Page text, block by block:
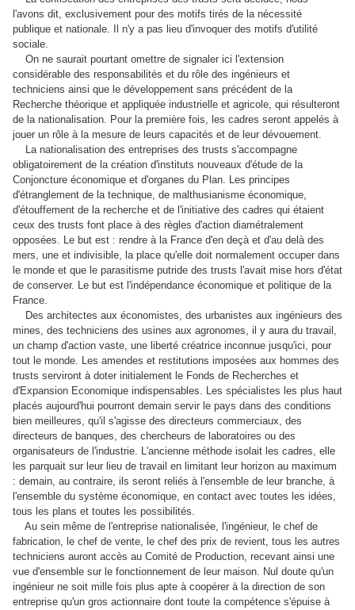
l'avons dit, exclusivement pour des motifs tirés de la nécessité
publique et nationale. Il n'y a pas lieu d'invoquer des motifs d'utilité
sociale.
On ne saurait pourtant omettre de signaler ici l'extension
considérable des responsabilités et du rôle des ingénieurs et
techniciens ainsi que le développement sans précédent de la
Recherche théorique et appliquée industrielle et agricole, qui résulteront
de la nationalisation. Pour la première fois, les cadres seront appelés à
jouer un rôle à la mesure de leurs capacités et de leur dévouement.
La nationalisation des entreprises des trusts s'accompagne
obligatoirement de la création d'instituts nouveaux d'étude de la
Conjoncture économique et d'organes du Plan. Les principes
d'étranglement de la technique, de malthusianisme économique,
d'étouffement de la recherche et de l'initiative des cadres qui étaient
ceux des trusts font place à des règles d'action diamétralement
opposées. Le but est : rendre à la France d'en deçà et d'au delà des
mers, une et indivisible, la place qu'elle doit normalement occuper dans
le monde et que le parasitisme putride des trusts l'avait mise hors d'état
de conserver. Le but est l'indépendance économique et politique de la
France.
Des architectes aux économistes, des urbanistes aux ingénieurs des
mines, des techniciens des usines aux agronomes, il y aura du travail,
un champ d'action vaste, une liberté créatrice inconnue jusqu'ici, pour
tout le monde. Les amendes et restitutions imposées aux hommes des
trusts serviront à doter initialement le Fonds de Recherches et
d'Expansion Economique indispensables. Les spécialistes les plus haut
placés aujourd'hui pourront demain servir le pays dans des conditions
bien meilleures, qu'il s'agisse des directeurs commerciaux, des
directeurs de banques, des chercheurs de laboratoires ou des
organisateurs de l'industrie. L'ancienne méthode isolait les cadres, elle
les parquait sur leur lieu de travail en limitant leur horizon au maximum
: demain, au contraire, ils seront reliés à l'ensemble de leur branche, à
l'ensemble du système économique, en contact avec toutes les idées,
tous les plans et toutes les possibilités.
Au sein même de l'entreprise nationalisée, l'ingénieur, le chef de
fabrication, le chef de vente, le chef des prix de revient, tous les autres
techniciens auront accès au Comité de Production, recevant ainsi une
vue d'ensemble sur le fonctionnement de leur maison. Nul doute qu'un
ingénieur ne soit mille fois plus apte à coopérer à la direction de son
entreprise qu'un gros actionnaire dont toute la compétence s'épuise à